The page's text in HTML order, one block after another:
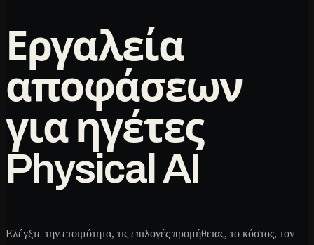
Εργαλεία
αποφάσεων
για ηγέτες
Physical AI
Ελέγξτε την ετοιμότητα, τις επιλογές προμήθειας, το κόστος, τον